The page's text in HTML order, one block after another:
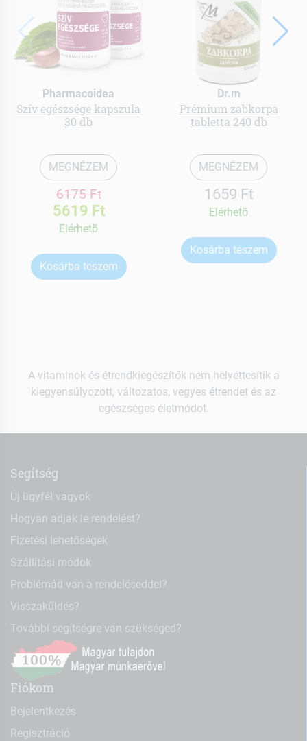
Pharmacoidea
Szív egészsége kapszula
30 db
MEGNÉZEM
6175 Ft
5619 Ft
Elérhetõ
Kosárba teszem
Dr.m
Prémium zabkorpa
tabletta 240 db
MEGNÉZEM
1659 Ft
Elérhetõ
Kosárba teszem
A vitaminok és étrendkiegészítők nem helyettesítik a
kiegyensúlyozott, változatos, vegyes étrendet és az
egészséges életmódot.
Segítség
Új ügyfél vagyok
Hogyan adjak le rendelést?
Fizetési lehetőségek
Szállítási módok
Problémád van a rendeléseddel?
Visszaküldés?
További segítségre van szükséged?
Fiókom
Bejelentkezés
Regisztráció